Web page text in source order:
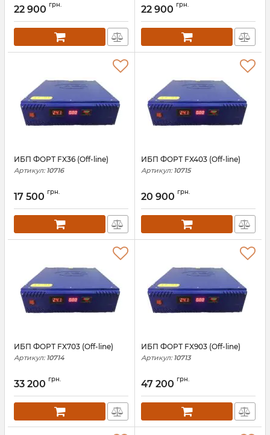
22 900 грн. 22 900 грн.
ИБП ФОРТ FX36 (Off-line)
Артикул: 10716
17 500 грн.
ИБП ФОРТ FX403 (Off-line)
Артикул: 10715
20 900 грн.
ИБП ФОРТ FX703 (Off-line)
Артикул: 10714
33 200 грн.
ИБП ФОРТ FX903 (Off-line)
Артикул: 10713
47 200 грн.